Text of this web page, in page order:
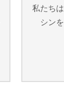
私たち
シン